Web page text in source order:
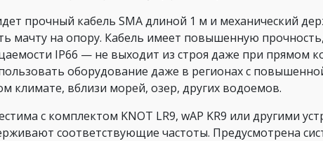
прочный кабель SMA длиной 1 м и механический
мачту на опору. Кабель имеет повышенную
IP66 — не выходит из строя даже при прямом
оборудование даже в регионах с
климате, вблизи морей, озер, других водоемов.
с комплектом KNOT LR9, wAP KR9 или другими
соответствующие частоты. Предусмотрена